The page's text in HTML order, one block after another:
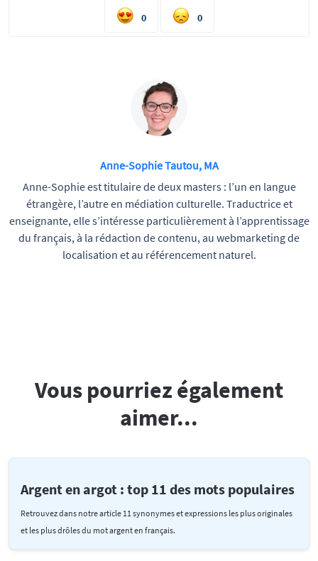
0 0
Anne-Sophie Tautou, MA
Anne-Sophie est titulaire de deux masters : l’un en langue
étrangère, l’autre en médiation culturelle. Traductrice et
enseignante, elle s’intéresse particulièrement à l’apprentissage
du français, à la rédaction de contenu, au webmarketing de
localisation et au référencement naturel.
Vous pourriez également
aimer...
Argent en argot : top 11 des mots populaires
Retrouvez dans notre article 11 synonymes et expressions les plus originales
et les plus drôles du mot argent en français.